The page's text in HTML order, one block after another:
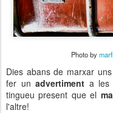
Photo by
Dies abans de marxar
fer unadvertiment a les
tingueu present que el
l'altre!